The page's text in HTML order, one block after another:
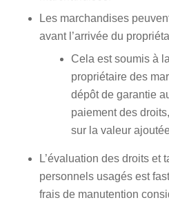
Les marchandises
avant l’arrivée du
Cela est soumis à
propriétaire des
dépôt de garantie
paiement des
sur la valeur
L’évaluation des droits et
personnels usagés est
frais de manutention